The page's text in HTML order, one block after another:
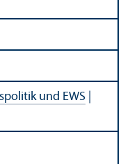
und EWS